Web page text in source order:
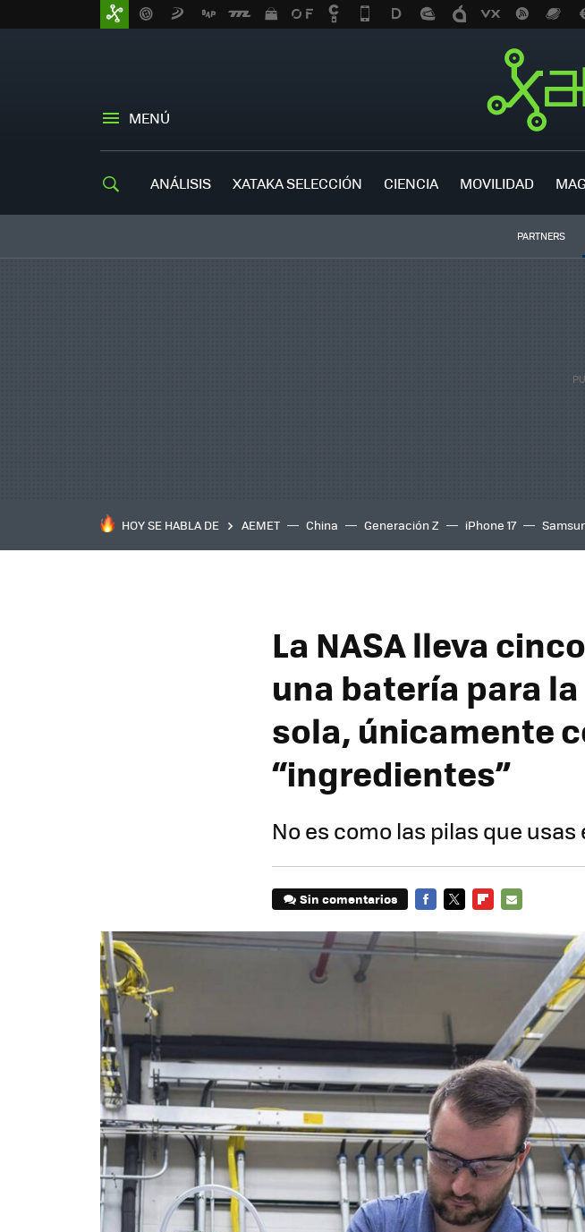
MENÚ
ANÁLISIS XATAKA SELECCIÓN CIENCIA MOVILIDAD
PARTNERS
HOY SE HABLA DE AEMET China Generación Z iPhone 17
La NASA lleva
una batería para
sola, únicamente
“ingredientes”
No es como las pilas que
Sin comentarios
MAIL